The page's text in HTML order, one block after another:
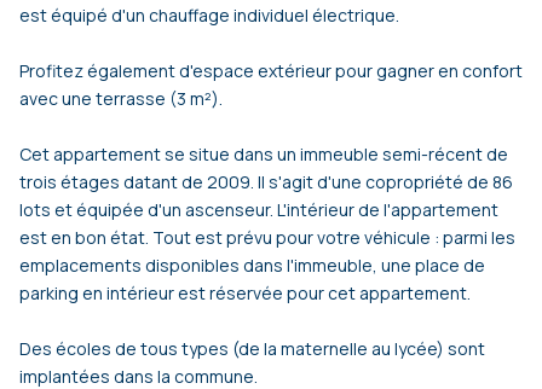
est équipé d'un chauffage individuel électrique.
Profitez également d'espace extérieur pour gagner en confort
avec une terrasse (3 m²).
Cet appartement se situe dans un immeuble semi-récent de
trois étages datant de 2009. Il s'agit d'une copropriété de 86
lots et équipée d'un ascenseur. L'intérieur de l'appartement
est en bon état. Tout est prévu pour votre véhicule : parmi les
emplacements disponibles dans l'immeuble, une place de
parking en intérieur est réservée pour cet appartement.
Des écoles de tous types (de la maternelle au lycée) sont
implantées dans la commune.